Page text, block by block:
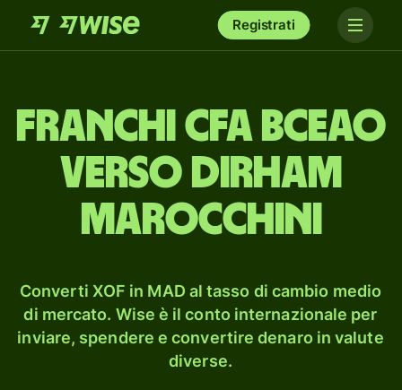
Registrati
franchi CFA BCEAO
verso dirham
marocchini
Converti XOF in MAD al tasso di cambio medio
di mercato. Wise è il conto internazionale per
inviare, spendere e convertire denaro in valute
diverse.